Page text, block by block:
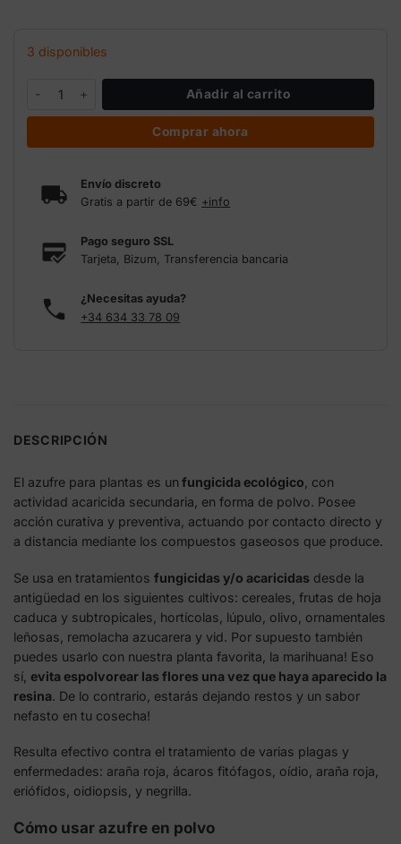
3 disponibles
Azufre fungicida 1Kg Masso cantidad
Añadir al carrito
Comprar ahora
Envío discreto
Gratis a partir de 69€ +info
Pago seguro SSL
Tarjeta, Bizum, Transferencia bancaria
¿Necesitas ayuda?
+34 634 33 78 09
DESCRIPCIÓN
El azufre para plantas es un fungicida ecológico , con
actividad acaricida secundaria, en forma de polvo. Posee
acción curativa y preventiva, actuando por contacto directo y
a distancia mediante los compuestos gaseosos que produce.
Se usa en tratamientos fungicidas y/o acaricidas desde la
antigüedad en los siguientes cultivos: cereales, frutas de hoja
caduca y subtropicales, hortícolas, lúpulo, olivo, ornamentales
leñosas, remolacha azucarera y vid. Por supuesto también
puedes usarlo con nuestra planta favorita, la marihuana! Eso
sí, evita espolvorear las flores una vez que haya aparecido la
resina. De lo contrario, estarás dejando restos y un sabor
nefasto en tu cosecha!
Resulta efectivo contra el tratamiento de varias plagas y
enfermedades: araña roja, ácaros fitófagos, oídio, araña roja,
eriófidos, oidiopsis, y negrilla.
Cómo usar azufre en polvo